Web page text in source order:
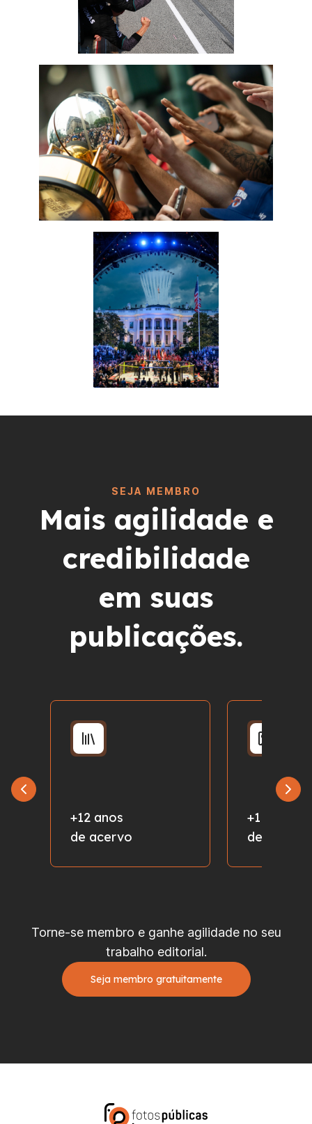
SEJA MEMBRO
Mais agilidade e
credibilidade
em suas
publicações.
+12 anos
de acervo
+1 milhão
de fotos
Torne-se membro e ganhe agilidade no seu
trabalho editorial.
Seja membro gratuitamente